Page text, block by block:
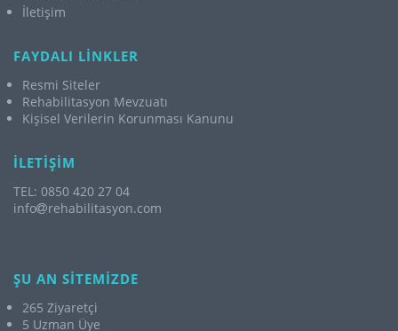
İletişim
FAYDALI LİNKLER
Resmi Siteler
Rehabilitasyon Mevzuatı
Kişisel Verilerin Korunması Kanunu
İLETİŞİM
TEL: 0850 420 27 04
info
rehabilitasyon.com
ŞU AN SİTEMİZDE
265 Ziyaretçi
5 Uzman Üye